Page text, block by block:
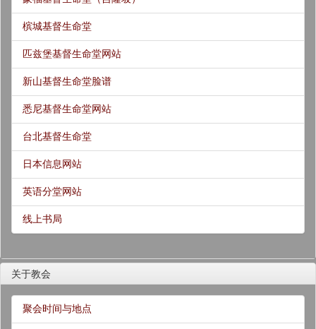
槟城基督生命堂
匹兹堡基督生命堂网站
新山基督生命堂脸谱
悉尼基督生命堂网站
台北基督生命堂
日本信息网站
英语分堂网站
线上书局
关于教会
聚会时间与地点